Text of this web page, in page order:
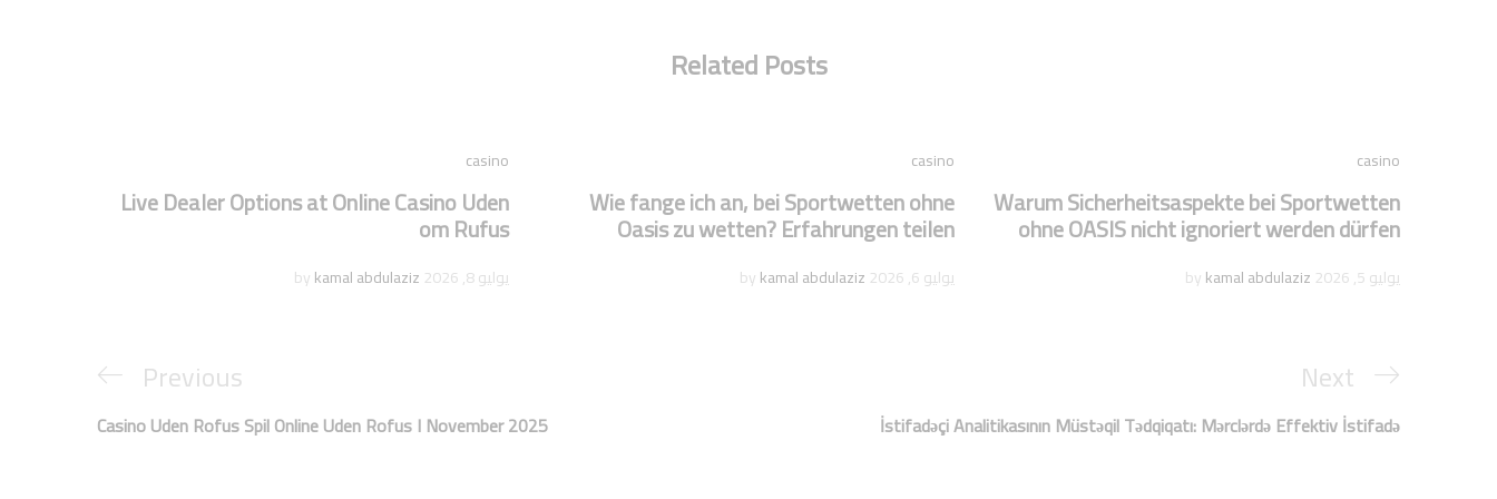
Related Posts
casino
Live Dealer Options at Online Casino Uden
om Rufus
يوليو 8, 2026 kamal abdulaziz
casino
Wie fange ich an, bei Sportwetten ohne
Oasis zu wetten? Erfahrungen teilen
يوليو 6, 2026 kamal abdulaziz
casino
Warum Sicherheitsaspekte bei Sportwetten
ohne OASIS nicht ignoriert werden dürfen
يوليو 5, 2026 kamal abdulaziz
Previous
Casino Uden Rofus Spil Online Uden Rofus I November 2025
Next
İstifadəçi Analitikasının Müstəqil Tədqiqatı: Mərclərdə Effektiv İstifadə